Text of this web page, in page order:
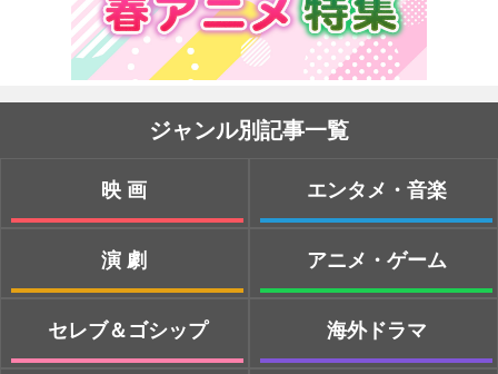
ジャンル別記事一覧
映画
演劇
セレブ＆ゴシップ
エンタメ・音楽
アニメ・ゲーム
海外ドラマ